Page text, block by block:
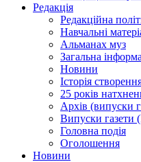
Редакція
Редакційна
Навчальні
Альманах муз
Загальна
Новини
Історія
25 років
Архів (випуски
Випуски газети
Головна подія
Оголошення
Новини